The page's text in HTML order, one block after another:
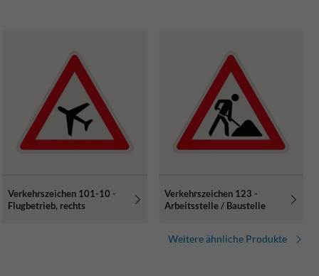
Verkehrszeichen 101-10 -
Flugbetrieb, rechts
Verkehrszeichen 123 -
Arbeitsstelle / Baustelle
Weitere ähnliche Produkte